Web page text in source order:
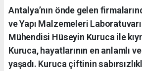
Antalya’nın önde gelen
ve Yapı Malzemeleri
Mühendisi Hüseyin Kuruca ile
Kuruca, hayatlarının en anlamlı
yaşadı. Kuruca çiftinin